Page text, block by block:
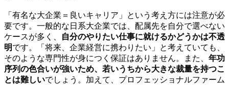
「有名な大企業＝良いキャリア」という考え方には注意が必
要です。一般的な日系大企業では、配属先を自分で選べない
ケースが多く、
自分のやりたい仕事に就けるかどうかは不透
明です。「将来、企業経営に携わりたい」と考えていても、
そのような専門性が身につく保証はありません。また、 年功
序列の色合いが強いため、若いうちから大きな裁量を持つこ
とは難しいでしょう。加えて、プロフェッショナルファーム